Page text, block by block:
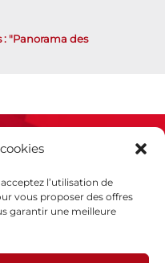
l’utilisation de
vous proposer des offres
garantir une meilleure
: "Panorama des